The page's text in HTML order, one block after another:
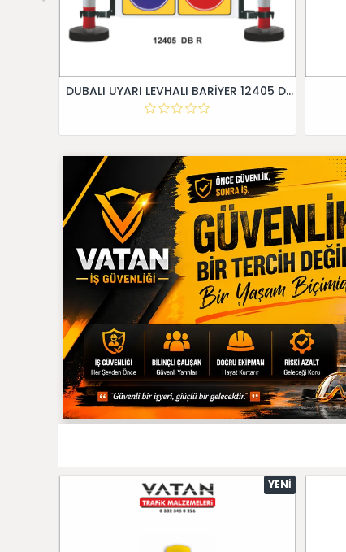
DUBALI UYARI LEVHALI BARİYER 12405 DB R
YENI